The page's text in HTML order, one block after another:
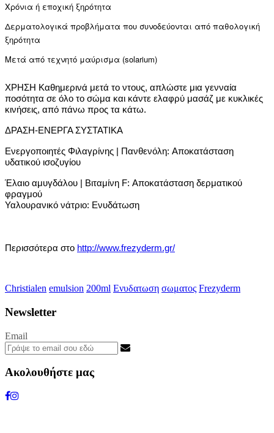
Χρόνια ή εποχική ξηρότητα
Δερματολογικά προβλήματα που συνοδεύονται από παθολογική
ξηρότητα
Μετά από τεχνητό μαύρισμα (solarium)
ΧΡΗΣΗ Καθημερινά μετά το ντους, απλώστε μια γενναία
ποσότητα σε όλο το σώμα και κάντε ελαφρύ μασάζ με κυκλικές
κινήσεις, από πάνω προς τα κάτω.
ΔΡΑΣΗ-ΕΝΕΡΓΑ ΣΥΣΤΑΤΙΚΑ
Ενεργοποιητές Φιλαγρίνης | Πανθενόλη: Αποκατάσταση
υδατικού ισοζυγίου
Έλαιο αμυγδάλου | Βιταμίνη F: Αποκατάσταση δερματικού
φραγμού
Υαλουρανικό νάτριο: Ενυδάτωση
Περισσότερα στο http://www.frezyderm.gr/
Christialen emulsion 200ml Ενυδατωση σωματος Frezyderm
Newsletter
Email
Ακολουθήστε μας